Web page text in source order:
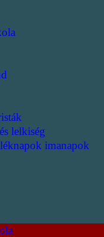
lelkiség
imanapok